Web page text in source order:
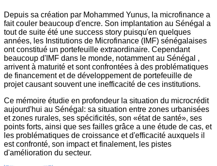
Depuis sa création par Mohammed Yunus, la microfinance a
fait couler beaucoup d'encre. Son implantation au Sénégal a
tout de suite été une success story puisqu'en quelques
années, les Institutions de Microfinance (IMF) sénégalaises
ont constitué un portefeuille extraordinaire. Cependant
beaucoup d'IMF dans le monde, notamment au Sénégal ,
arrivent à maturité et sont confrontées à des problématiques
de financement et de développement de portefeuille de
projet causant souvent une inefficacité de ces institutions.
Ce mémoire étudie en profondeur la situation du microcrédit
aujourd'hui au Sénégal: sa situation entre zones urbanisées
et zones rurales, ses spécificités, son «état de santé», ses
points forts, ainsi que ses failles grâce a une étude de cas, et
les problématiques de croissance et d'efficacité auxquels il
est confronté, son impact et finalement, les pistes
d'amélioration du secteur.